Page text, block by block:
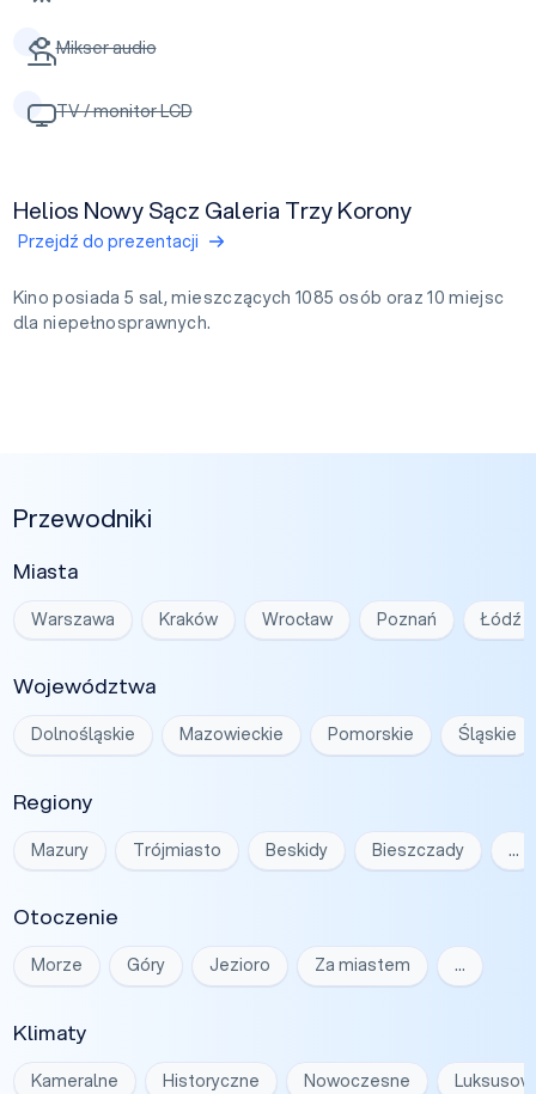
Mikser audio
TV / monitor LCD
Helios Nowy Sącz Galeria Trzy Korony
Przejdź do prezentacji
Kino posiada 5 sal, mieszczących 1085 osób oraz 10 miejsc
dla niepełnosprawnych.
Przewodniki
Miasta
Warszawa Kraków Wrocław Poznań Łódź
Województwa
Dolnośląskie Mazowieckie Pomorskie Śląskie
Regiony
Mazury Trójmiasto Beskidy Bieszczady …
Otoczenie
Morze Góry Jezioro Za miastem …
Klimaty
Kameralne Historyczne Nowoczesne